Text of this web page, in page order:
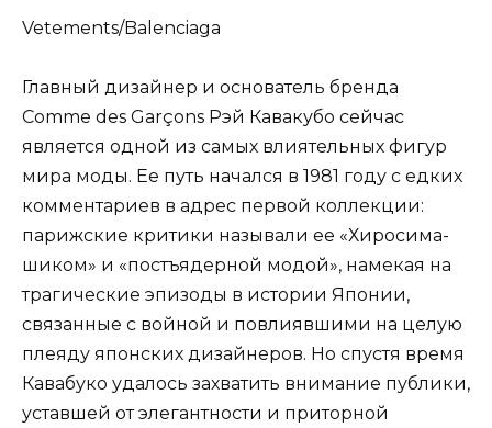
Vetements/Balenciaga
Главный дизайнер и основатель бренда
Comme des Garçons Рэй Кавакубо сейчас
является одной из самых влиятельных фигур
мира моды. Ее путь начался в 1981 году с едких
комментариев в адрес первой коллекции:
парижские критики называли ее «Хиросима-
шиком» и «постъядерной модой», намекая на
трагические эпизоды в истории Японии,
связанные с войной и повлиявшими на целую
плеяду японских дизайнеров. Но спустя время
Кавабуко удалось захватить внимание публики,
уставшей от элегантности и приторной